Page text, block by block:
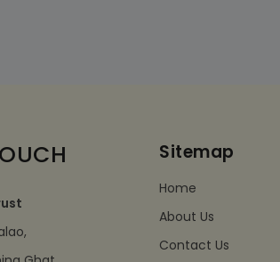
Sitemap
Home
About Us
Contact Us